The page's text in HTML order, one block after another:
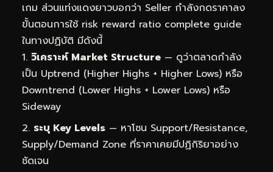
เกม ส่วนแท่งแดงยาวบอกว่า Seller กำลังกดราคาลง
ขั้นตอนการใช้ risk reward ratio complete guide
ในทางปฏิบัติ มีดังนี้
วิเคราะห์ Market Structure — ดูว่าตลาดกำลัง
เป็น Uptrend (Higher Highs + Higher Lows) หรือ
Downtrend (Lower Highs + Lower Lows) หรือ
Sideway
ระบุ Key Levels — หาโซน Support/Resistance,
Supply/Demand Zone ที่ราคาเคยมีปฏิกิริยาอย่าง
ชัดเจน